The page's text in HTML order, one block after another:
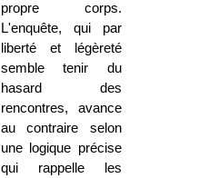
propre corps.
L'enquête, qui par
liberté et légèreté
semble tenir du
hasard des
rencontres, avance
au contraire selon
une logique précise
qui rappelle les